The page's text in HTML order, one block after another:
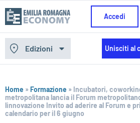
Accedi
Edizioni Unisciti al
Home »Formazione » Incubatori,
metropolitana lancia il Forum
linnovazione Invito ad aderire al Forum e
calendario per il 6 giugno